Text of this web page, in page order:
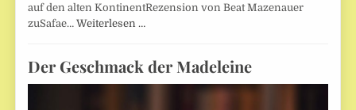
auf den alten KontinentRezension von Beat Mazenauer
zuSafae…Weiterlesen …
Der Geschmack der Madeleine